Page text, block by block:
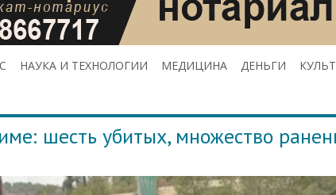
НАУКА И ТЕХНОЛОГИИ МЕДИЦИНА ДЕНЬГИ
шесть убитых, множество